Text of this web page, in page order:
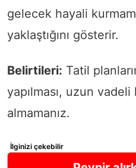
gelecek hayali
yaklaştığını gösterir.
Belirtileri: Tatil
yapılması, uzun
almamanız.
İlginizi çekebilir